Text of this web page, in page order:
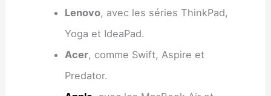
Lenovo, avec les séries ThinkPad,
Yoga et IdeaPad.
Acer, comme Swift, Aspire et
Predator.